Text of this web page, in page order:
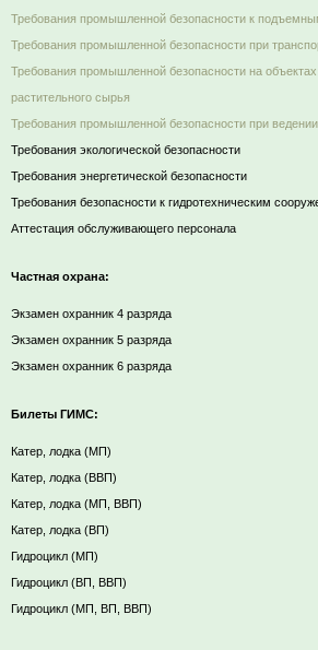
Требования промышленной безопасности к
Требования промышленной безопасности при
Требования промышленной безопасности на
растительного сырья
Требования промышленной безопасности при
Требования экологической безопасности
Требования энергетической безопасности
Требования безопасности к гидротехническим
Аттестация обслуживающего персонала
Частная охрана:
Экзамен охранник 4 разряда
Экзамен охранник 5 разряда
Экзамен охранник 6 разряда
Билеты ГИМС:
Катер, лодка (МП)
Катер, лодка (ВВП)
Катер, лодка (МП, ВВП)
Катер, лодка (ВП)
Гидроцикл (МП)
Гидроцикл (ВП, ВВП)
Гидроцикл (МП, ВП, ВВП)